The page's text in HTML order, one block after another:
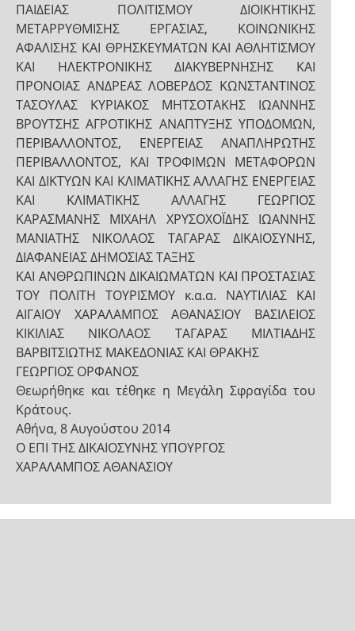
ΠΑΙΔΕΙΑΣ ΠΟΛΙΤΙΣΜΟΥ ΔΙΟΙΚΗΤΙΚΗΣ
ΜΕΤΑΡΡΥΘΜΙΣΗΣ ΕΡΓΑΣΙΑΣ, ΚΟΙΝΩΝΙΚΗΣ
ΑΦΑΛΙΣΗΣ ΚΑΙ ΘΡΗΣΚΕΥΜΑΤΩΝ ΚΑΙ ΑΘΛΗΤΙΣΜΟΥ
ΚΑΙ ΗΛΕΚΤΡΟΝΙΚΗΣ ΔΙΑΚΥΒΕΡΝΗΣΗΣ ΚΑΙ
ΠΡΟΝΟΙΑΣ ΑΝΔΡΕΑΣ ΛΟΒΕΡΔΟΣ ΚΩΝΣΤΑΝΤΙΝΟΣ
ΤΑΣΟΥΛΑΣ ΚΥΡΙΑΚΟΣ ΜΗΤΣΟΤΑΚΗΣ ΙΩΑΝΝΗΣ
ΒΡΟΥΤΣΗΣ ΑΓΡΟΤΙΚΗΣ ΑΝΑΠΤΥΞΗΣ ΥΠΟΔΟΜΩΝ,
ΠΕΡΙΒΑΛΛΟΝΤΟΣ, ΕΝΕΡΓΕΙΑΣ ΑΝΑΠΛΗΡΩΤΗΣ
ΠΕΡΙΒΑΛΛΟΝΤΟΣ, ΚΑΙ ΤΡΟΦΙΜΩΝ ΜΕΤΑΦΟΡΩΝ
ΚΑΙ ΔΙΚΤΥΩΝ ΚΑΙ ΚΛΙΜΑΤΙΚΗΣ ΑΛΛΑΓΗΣ ΕΝΕΡΓΕΙΑΣ
ΚΑΙ ΚΛΙΜΑΤΙΚΗΣ ΑΛΛΑΓΗΣ ΓΕΩΡΓΙΟΣ
ΚΑΡΑΣΜΑΝΗΣ ΜΙΧΑΗΛ ΧΡΥΣΟΧΟΪΔΗΣ ΙΩΑΝΝΗΣ
ΜΑΝΙΑΤΗΣ ΝΙΚΟΛΑΟΣ ΤΑΓΑΡΑΣ ΔΙΚΑΙΟΣΥΝΗΣ,
ΔΙΑΦΑΝΕΙΑΣ ΔΗΜΟΣΙΑΣ ΤΑΞΗΣ
ΚΑΙ ΑΝΘΡΩΠΙΝΩΝ ΔΙΚΑΙΩΜΑΤΩΝ ΚΑΙ ΠΡΟΣΤΑΣΙΑΣ
ΤΟΥ ΠΟΛΙΤΗ ΤΟΥΡΙΣΜΟΥ κ.α.α. ΝΑΥΤΙΛΙΑΣ ΚΑΙ
ΑΙΓΑΙΟΥ ΧΑΡΑΛΑΜΠΟΣ ΑΘΑΝΑΣΙΟΥ ΒΑΣΙΛΕΙΟΣ
ΚΙΚΙΛΙΑΣ ΝΙΚΟΛΑΟΣ ΤΑΓΑΡΑΣ ΜΙΛΤΙΑΔΗΣ
ΒΑΡΒΙΤΣΙΩΤΗΣ ΜΑΚΕΔΟΝΙΑΣ ΚΑΙ ΘΡΑΚΗΣ
ΓΕΩΡΓΙΟΣ ΟΡΦΑΝΟΣ
Θεωρήθηκε και τέθηκε η Μεγάλη Σφραγίδα του
Κράτους.
Αθήνα, 8 Αυγούστου 2014
Ο ΕΠΙ ΤΗΣ ΔΙΚΑΙΟΣΥΝΗΣ ΥΠΟΥΡΓΟΣ
ΧΑΡΑΛΑΜΠΟΣ ΑΘΑΝΑΣΙΟΥ